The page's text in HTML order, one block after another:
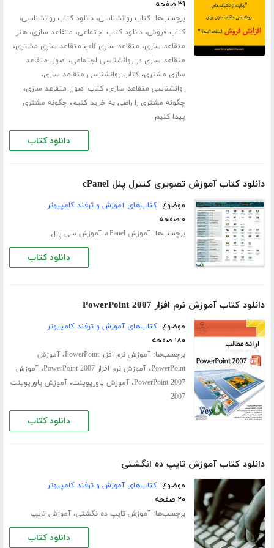
۳۱ صفحه
برچسب‌ها:کتاب روانشناسی،دانلود کتاب روانشناسی،
کتاب فروش،دانلود کتاب اجتماعی، متقاعد سازی،هنر
متقاعد سازی، متقاعد سازی pdf ، متقاعد سازی مشتری،
متقاعد سازی در روانشناسی اجتماعی، اصول متقاعد
سازی مشتری،کتاب روانشناسی متقاعد سازی،
روانشناسی متقاعد سازی،کتاب اصول متقاعد سازی،
چگونه مشتری را راضی به خرید کنیم، چگونه مشتری
پیدا کنیم
دانلود کتاب
دانلود کتاب آموزش تصویری کنترل پنل cPanel
موضوع:کتاب‌های آموزش و ترفند کامپیوتر
۰ صفحه
برچسب‌ها:آموزش cPanel ،آموزش سی پنل
دانلود کتاب
دانلود کتاب آموزش نرم افزار PowerPoint 2007
موضوع:کتاب‌های آموزش و ترفند کامپیوتر
۱۸۰ صفحه
برچسب‌ها:آموزش نرم افزار PowerPoint ،آموزش
PowerPoint،آموزش نرم افزار PowerPoint 2007 ،آموزش
PowerPoint 2007،آموزش پاورپوینت،آموزش پاورپوینت
2007
دانلود کتاب
دانلود کتاب آموزش تایپ ده انگشتی
موضوع:کتاب‌های آموزش و ترفند کامپیوتر
۲۰ صفحه
برچسب‌ها:آموزش تایپ ده‌ نگشتی،آموزش تایپ
دانلود کتاب